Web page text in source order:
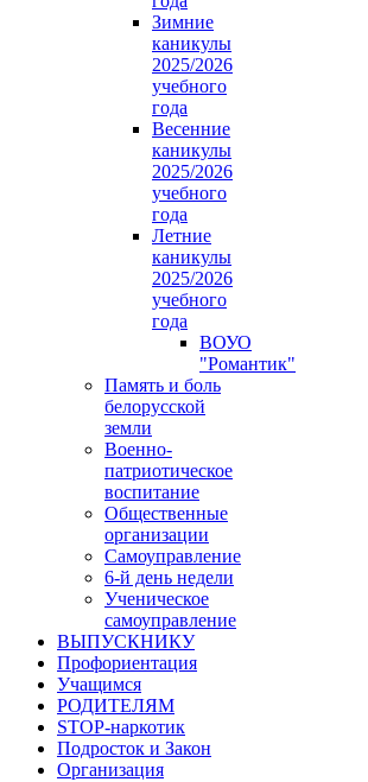
Зимние
каникулы
2025/2026
учебного
года
Весенние
каникулы
2025/2026
учебного
года
Летние
каникулы
2025/2026
учебного
года
ВОУО
"Романтик"
Память и боль
белорусской
земли
Военно-
патриотическое
воспитание
Общественные
организации
Самоуправление
6-й день недели
Ученическое
самоуправление
ВЫПУСКНИКУ
Профориентация
Учащимся
РОДИТЕЛЯМ
STOP-наркотик
Подросток и Закон
Организация